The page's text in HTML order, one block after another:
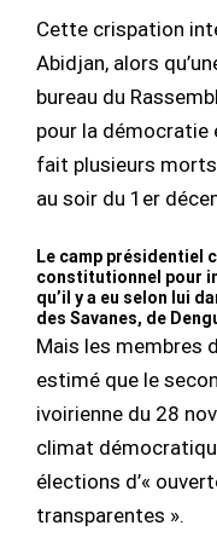
Cette crispation
Abidjan, alors
bureau du
pour la démocratie
fait plusieurs
au soir du 1er
Le camp présidentiel
constitutionnel pour
qu’il y a eu selon lui
des Savanes, de
Mais les membres
estimé que le
ivoirienne du 28
climat
élections d’«
transparentes ».